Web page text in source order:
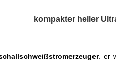
kompakter heller
. er